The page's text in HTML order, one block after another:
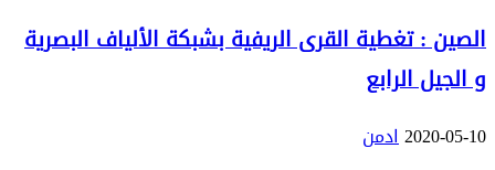
الصين : تغطية القرى الريفية بشبكة الألياف البصرية
و الجيل الرابع
2020-05-10ادمن